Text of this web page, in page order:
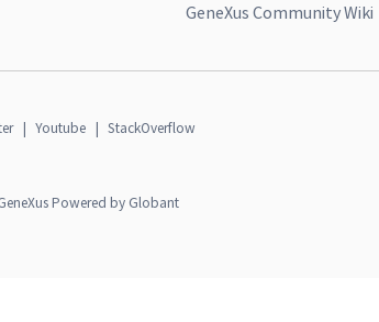
GeneXus Community Wiki
| Youtube | StackOverflow
Powered by Globant